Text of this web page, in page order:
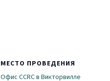
МЕСТО ПРОВЕДЕНИЯ
Офис CCRC в Викторвилле